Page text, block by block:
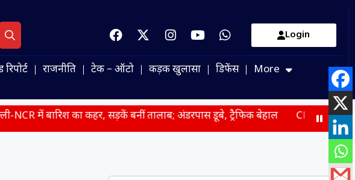
Login
रिपोर्ट राजनीति टेक – ऑटो कड़क खुलासा डिफेंस More
का कहर, सड़कें बनीं तालाब; अंडरपास डूबे, ट्रैफिक बेहाल CM योगी का सपा पर बड़ा